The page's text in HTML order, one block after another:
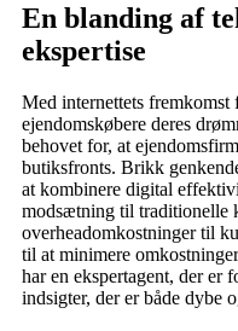
En blanding af
ekspertise
Med internettets
ejendomskøbere deres
behovet for, at
butiksfronts. Brikk
at kombinere digital
modsætning til traditionelle
overheadomkostninger til
til at minimere
har en ekspertagent, der er
indsigter, der er både dybe